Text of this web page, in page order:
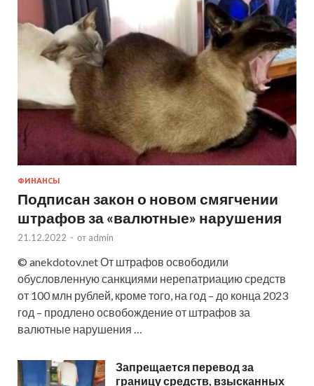
ФИНАНСЫ
Подписан закон о новом смягчении
штрафов за «валютные» нарушения
21.12.2022 - от admin
© anekdotov.net От штрафов освободили
обусловленную санкциями нерепатриацию средств
от 100 млн рублей, кроме того, на год – до конца 2023
год – продлено освобождение от штрафов за
валютные нарушения …
Запрещается перевод за
границу средств, взысканных